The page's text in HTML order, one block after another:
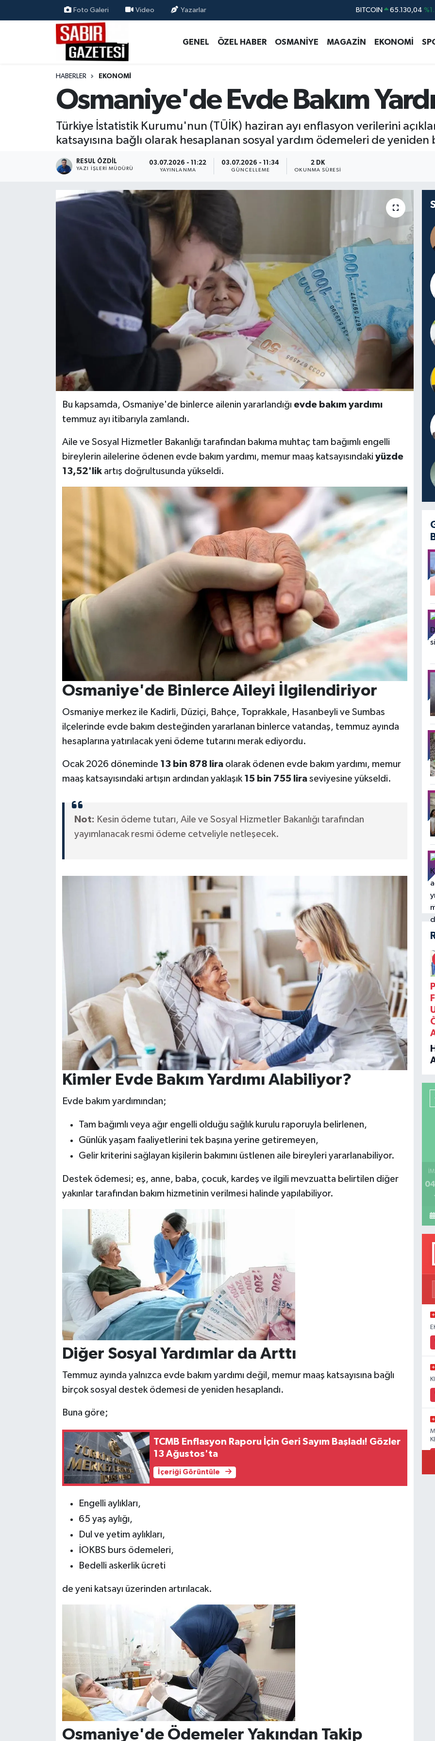
Foto Galeri Video Yazarlar DOLAR 47,7106
STERLİN 64,4046
BITCOIN 65.130,04 %1.2
GENEL ÖZEL HABER OSMANİYE MAGAZİN EKONOMİ
HABERLER EKONOMI
Osmaniye'de Evde Bakım
Türkiye İstatistik Kurumu'nun (TÜİK) haziran ayı enflasyon verilerini
katsayısına bağlı olarak hesaplanan sosyal yardım ödemeleri de
RESUL ÖZDIL
YAZI İŞLERI MÜDÜRÜ
03.07.2026 - 11:22
YAYINLANMA
03.07.2026 - 11:34
GÜNCELLEME
2 DK
OKUNMA SÜRESI
Bu kapsamda, Osmaniye'de binlerce ailenin yararlandığı evde bakım yardımı
temmuz ayı itibarıyla zamlandı.
Aile ve Sosyal Hizmetler Bakanlığı tarafından bakıma muhtaç tam bağımlı engelli
bireylerin ailelerine ödenen evde bakım yardımı, memur maaş katsayısındaki yüzde
13,52'likartış doğrultusunda yükseldi.
Osmaniye'de Binlerce Aileyi İlgilendiriyor
Osmaniye merkez ile Kadirli, Düziçi, Bahçe, Toprakkale, Hasanbeyli ve Sumbas
ilçelerinde evde bakım desteğinden yararlanan binlerce vatandaş, temmuz ayında
hesaplarına yatırılacak yeni ödeme tutarını merak ediyordu.
Ocak 2026 döneminde 13 bin 878 liraolarak ödenen evde bakım yardımı, memur
maaş katsayısındaki artışın ardından yaklaşık 15 bin 755 liraseviyesine yükseldi.
Not: Kesin ödeme tutarı, Aile ve Sosyal Hizmetler Bakanlığı tarafından
yayımlanacak resmi ödeme cetveliyle netleşecek.
Kimler Evde Bakım Yardımı Alabiliyor?
Evde bakım yardımından;
Tam bağımlı veya ağır engelli olduğu sağlık kurulu raporuyla belirlenen,
Günlük yaşam faaliyetlerini tek başına yerine getiremeyen,
Gelir kriterini sağlayan kişilerin bakımını üstlenen aile bireyleri yararlanabiliyor.
Destek ödemesi; eş, anne, baba, çocuk, kardeş ve ilgili mevzuatta belirtilen diğer
yakınlar tarafından bakım hizmetinin verilmesi halinde yapılabiliyor.
Diğer Sosyal Yardımlar da Arttı
Temmuz ayında yalnızca evde bakım yardımı değil, memur maaş katsayısına bağlı
birçok sosyal destek ödemesi de yeniden hesaplandı.
Buna göre;
TCMB Enflasyon Raporu İçin Geri Sayım Başladı! Gözler
13 Ağustos'ta
İçeriği Görüntüle
Engelli aylıkları,
65 yaş aylığı,
Dul ve yetim aylıkları,
İOKBS burs ödemeleri,
Bedelli askerlik ücreti
de yeni katsayı üzerinden artırılacak.
Osmaniye'de Ödemeler Yakından Takip
ÖZEL HABER
MAGAZİN
EKONOMİ
Osmaniye Nöbetçi Eczaneler
Osmaniye Hava Durumu
Osmaniye Trafik Yoğunluk Haritası
Süper Lig Puan Durumu ve Fikstür
Tüm Manşetler
Son Dakika Haberleri